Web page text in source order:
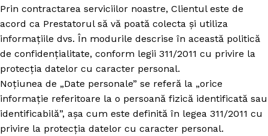
Prin contractarea serviciilor noastre, Clientul este de
acord ca Prestatorul să vă poată colecta și utiliza
informațiile dvs. În modurile descrise în această politică
de confidențialitate, conform legii 311/2011 cu privire la
protecția datelor cu caracter personal.
Noțiunea de „Date personale” se referă la „orice
informație referitoare la o persoană fizică identificată sau
identificabilă”, așa cum este definită în legea 311/2011 cu
privire la protecția datelor cu caracter personal.